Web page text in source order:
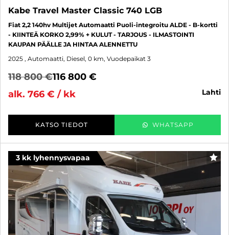
Kabe Travel Master Classic 740 LGB
Fiat 2,2 140hv Multijet Automaatti Puoli-integroitu ALDE - B-kortti
- KIINTEÄ KORKO 2,99% + KULUT - TARJOUS - ILMASTOINTI
KAUPAN PÄÄLLE JA HINTAA ALENNETTU
2025 , Automaatti, Diesel, 0 km, Vuodepaikat 3
118 800 €116 800 €
alk. 766 € / kk
lahti
KATSO TIEDOT WHATSAPP
3 kk lyhennysvapaa